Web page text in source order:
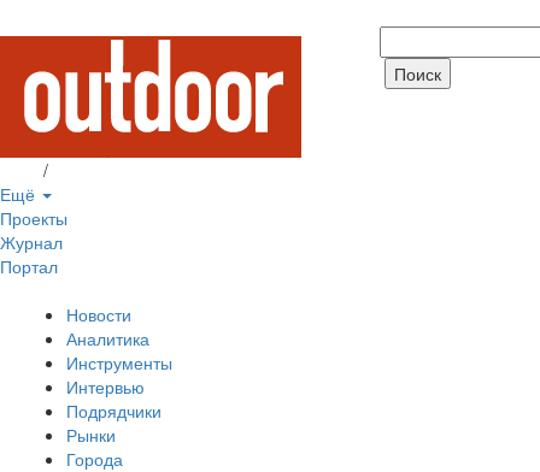
/
Ещё
Проекты
Журнал
Портал
Новости
Аналитика
Инструменты
Интервью
Подрядчики
Рынки
Города